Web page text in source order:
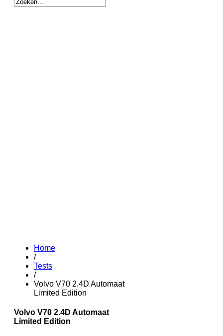
Home
/
Tests
/
Volvo V70 2.4D Automaat
Limited Edition
Volvo V70 2.4D Automaat
Limited Edition